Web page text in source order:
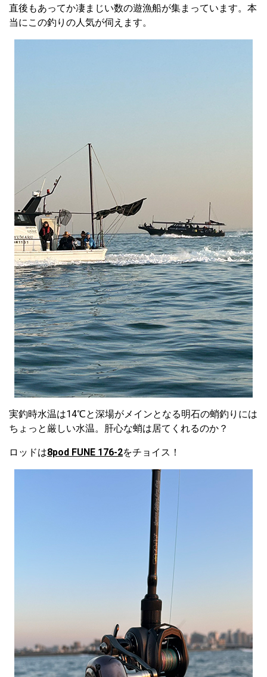
直後もあってか凄まじい数の遊漁船が集まっています。本
当にこの釣りの人気が伺えます。
実釣時水温は14℃と深場がメインとなる明石の蛸釣りには
ちょっと厳しい水温。肝心な蛸は居てくれるのか？
ロッドは8pod FUNE 176-2をチョイス！